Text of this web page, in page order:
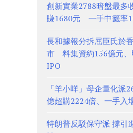
創新實業2788暗盤最多
賺1680元 一手中籤率
長和據報分拆屈臣氏於
市 料集資約156億元、
IPO
「羊小咩」母企量化
億超購2224倍、一手入
特朗普反駁保守派 撐引